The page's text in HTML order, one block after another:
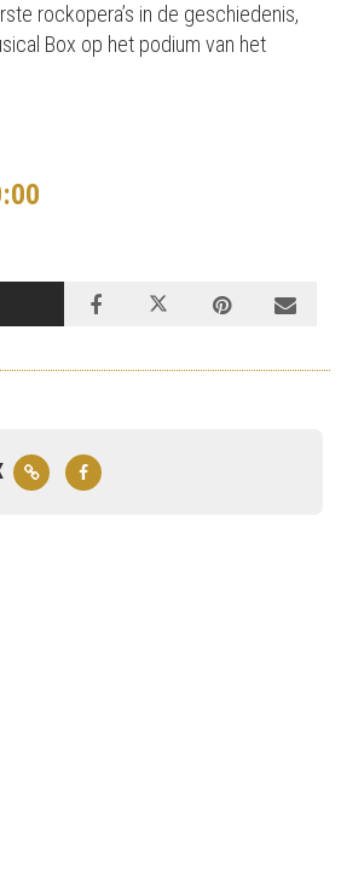
rockopera’s in de geschiedenis,
Box op het podium van het